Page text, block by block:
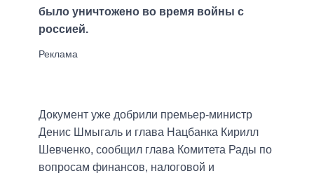
было уничтожено во время войны с
россией.
Документ уже добрили премьер-министр
Денис Шмыгаль и глава Нацбанка Кирилл
Шевченко, сообщил глава Комитета Рады по
вопросам финансов, налоговой и